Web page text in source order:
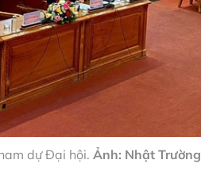
dự Đại hội. Ảnh: Nhật Trường